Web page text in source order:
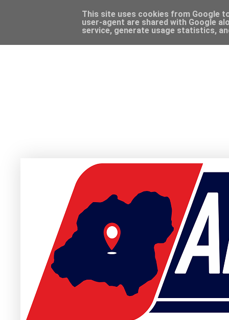
This site uses cookies from Google
user-agent are shared with Google
service, generate usage statistics,